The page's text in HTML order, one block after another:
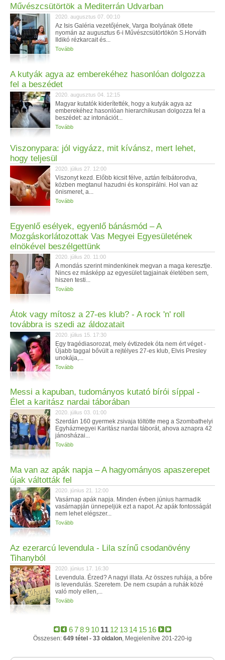
Művészcsütörtök a Mediterrán Udvarban
2020. augusztus 07. 00:10
Az Isis Galéria vezetőjének, Varga Ibolyának ötlete
nyomán az augusztus 6-i Művészcsütörtökön S.Horváth
Ildikó rézkarcait és...
Tovább
A kutyák agya az emberekéhez hasonlóan dolgozza
fel a beszédet
2020. augusztus 04. 12:15
Magyar kutatók kiderítették, hogy a kutyák agya az
emberekéhez hasonlóan hierarchikusan dolgozza fel a
beszédet: az intonációt...
Tovább
Viszonypara: jól vigyázz, mit kívánsz, mert lehet,
hogy teljesül
2020. július 27. 12:00
Viszonyt kezd. Előbb kicsit félve, aztán felbátorodva,
közben megtanul hazudni és konspirálni. Hol van az
önismeret, a...
Tovább
Egyenlő esélyek, egyenlő bánásmód – A
Mozgáskorlátozottak Vas Megyei Egyesületének
elnökével beszélgettünk
2020. július 20. 11:00
A mondás szerint mindenkinek megvan a maga keresztje.
Nincs ez másképp az egyesület tagjainak életében sem,
hiszen testi...
Tovább
Átok vagy mítosz a 27-es klub? - A rock 'n' roll
továbbra is szedi az áldozatait
2020. július 15. 17:30
Egy tragédiasorozat, mely évtizedek óta nem ért véget -
Újabb taggal bővült a rejtélyes 27-es klub, Elvis Presley
unokája,...
Tovább
Messi a kapuban, tudományos kutató bírói síppal -
Élet a karitász nardai táborában
2020. július 03. 01:00
Szerdán 160 gyermek zsivaja töltötte meg a Szombathelyi
Egyházmegyei Karitász nardai táborát, ahova aznapra 42
jánosházai...
Tovább
Ma van az apák napja – A hagyományos apaszerepet
újak váltották fel
2020. június 21. 12:00
Vasárnap apák napja. Minden évben június harmadik
vasárnapján ünnepeljük ezt a napot. Az apák fontosságát
nem lehet elégszer...
Tovább
Az ezerarcú levendula - Lila színű csodanövény
Tihanyból
2020. június 17. 16:30
Levendula. Érzed? A nagyi illata. Az összes ruhája, a bőre
is levendulás. Szeretem. De nem csupán a ruhák közé
való moly ellen,...
Tovább
6789 10 11 12 13 14 15 16
Összesen: 649 tétel - 33 oldalon, Megjelenítve 201-220-ig